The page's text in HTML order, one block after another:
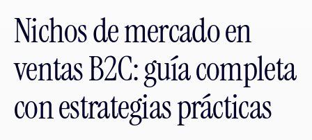
Nichos de mercado en
ventas B2C: guía completa
con estrategias prácticas